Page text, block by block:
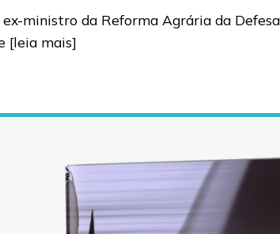
ministro da Reforma Agrária da
[leia mais]